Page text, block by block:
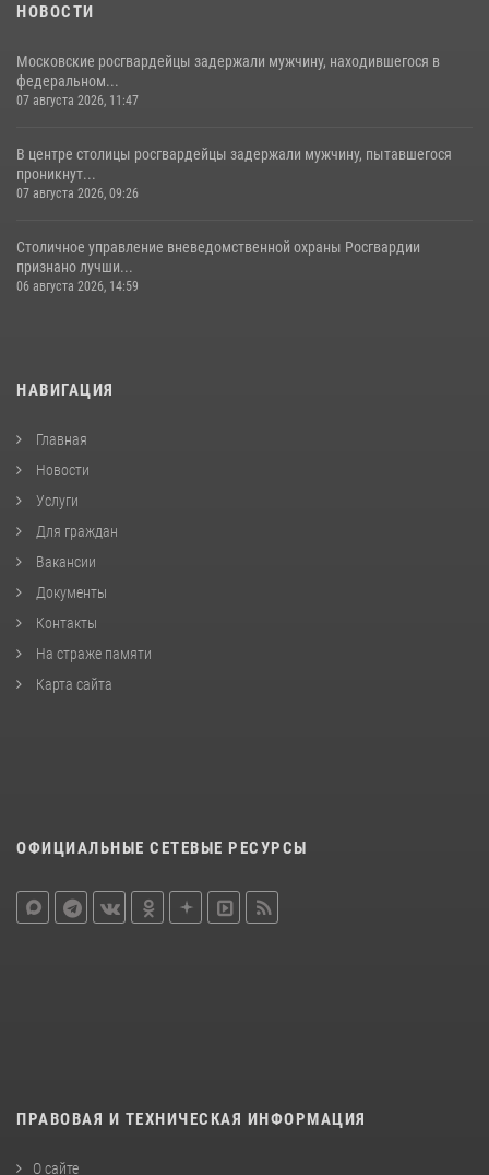
НОВОСТИ
Московские росгвардейцы задержали мужчину, находившегося в
федеральном...
07 августа 2026, 11:47
В центре столицы росгвардейцы задержали мужчину, пытавшегося
проникнут...
07 августа 2026, 09:26
Столичное управление вневедомственной охраны Росгвардии
признано лучши...
06 августа 2026, 14:59
НАВИГАЦИЯ
Главная
Новости
Услуги
Для граждан
Вакансии
Документы
Контакты
На страже памяти
Карта сайта
ОФИЦИАЛЬНЫЕ СЕТЕВЫЕ РЕСУРСЫ
ПРАВОВАЯ И ТЕХНИЧЕСКАЯ ИНФОРМАЦИЯ
О сайте